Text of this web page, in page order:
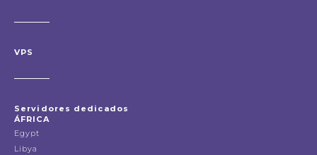
VPS
Servidores dedicados
ÁFRICA
Egypt
Libya